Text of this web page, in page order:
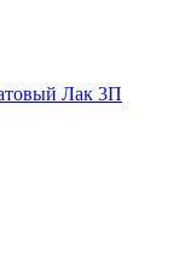
Лак 3П